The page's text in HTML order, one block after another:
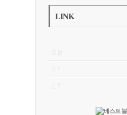
LINK
오늘
어제
전체